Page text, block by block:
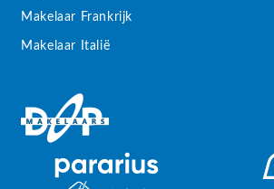
Makelaar Frankrijk
Makelaar Italië